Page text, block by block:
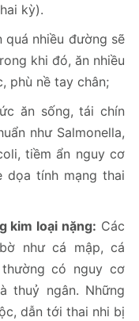
kỳ).
quá nhiều đường sẽ
khi đó, ăn nhiều
phù nề tay chân;
ăn sống, tái chín
như Salmonella,
tiềm ẩn nguy cơ
dọa tính mạng thai
kim loại nặng: Các
như cá mập, cá
có nguy cơ
thuỷ ngân. Những
dẫn tới thai nhi bị